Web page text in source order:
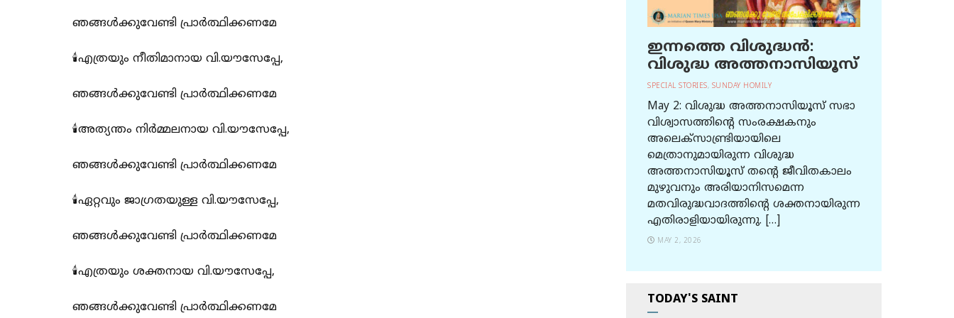
ഞങ്ങൾക്കുവേണ്ടി പ്രാർത്ഥിക്കണമേ
🕯️എത്രയും നീതിമാനായ വി.യൗസേപ്പേ,
ഞങ്ങൾക്കുവേണ്ടി പ്രാർത്ഥിക്കണമേ
🕯️അത്യന്തം നിർമ്മലനായ വി.യൗസേപ്പേ,
ഞങ്ങൾക്കുവേണ്ടി പ്രാർത്ഥിക്കണമേ
🕯️ഏറ്റവും ജാഗ്രതയുള്ള വി.യൗസേപ്പേ,
ഞങ്ങൾക്കുവേണ്ടി പ്രാർത്ഥിക്കണമേ
🕯️എത്രയും ശക്തനായ വി.യൗസേപ്പേ,
ഞങ്ങൾക്കുവേണ്ടി പ്രാർത്ഥിക്കണമേ
ഇന്നത്തെ വിശുദ്ധന്‍:
വിശുദ്ധ അത്തനാസിയൂസ്
SPECIAL STORIES, SUNDAY HOMILY
May 2: വിശുദ്ധ അത്തനാസിയൂസ് സഭാ
വിശ്വാസത്തിന്റെ സംരക്ഷകനും
അലെക്സാണ്ട്രിയായിലെ
മെത്രാനുമായിരുന്ന വിശുദ്ധ
അത്തനാസിയൂസ് തന്റെ ജീവിതകാലം
മുഴുവനും അരിയാനിസമെന്ന
മതവിരുദ്ധവാദത്തിന്റെ ശക്തനായിരുന്ന
എതിരാളിയായിരുന്നു. […]
MAY 2, 2026
TODAY'S SAINT